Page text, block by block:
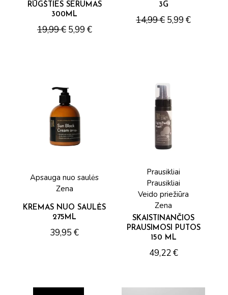
RŪGŠTIES SERUMAS
300ML
19,99€ 5,99 €
3G
14,99€ 5,99€
Apsauga nuo saulės
Zena
KREMAS NUO SAULĖS
275ML
39,95€
Prausikliai
Prausikliai
Veido priežiūra
Zena
SKAISTINANČIOS
PRAUSIMOSI PUTOS
150 ML
49,22€